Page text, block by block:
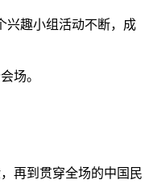
趣小组活动不断，成
场。
再到贯穿全场的中国民